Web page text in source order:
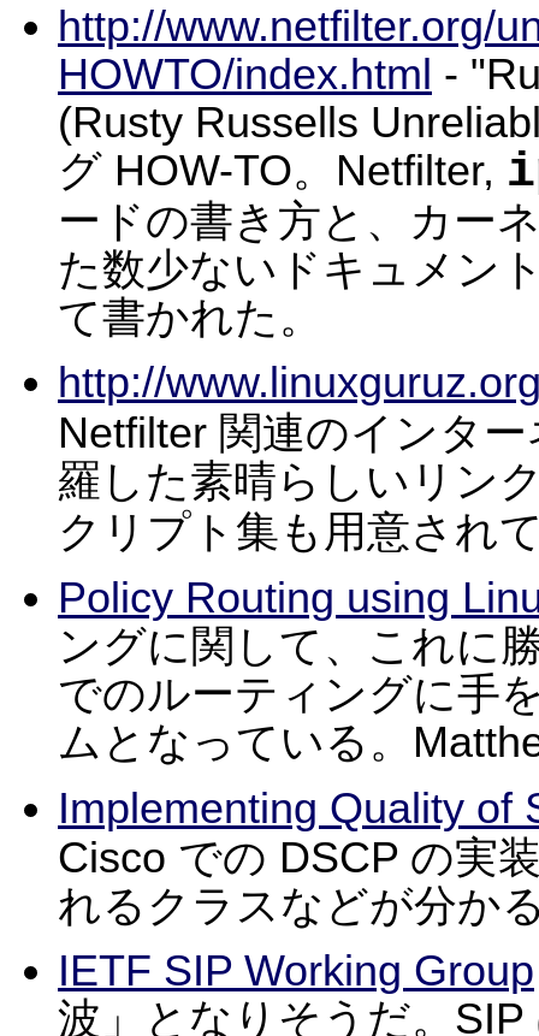
http://www.netfilter.org/
HOWTO/index.html -
(Rusty Russells
グ HOW-TO。Netfilter,
ードの書き方と、カー
た数少ないドキュメン
て書かれた。
http://
Netfilter 関連のインタ
羅した素晴らしいリン
クリプト集も用意され
Policy Routing using
ングに関して、これに
でのルーティングに手
ムとなっている。
Implementing Quality of
Cisco での DSCP の実
れるクラスなどが分か
IETF SIP Working Group
波」となりそうだ。